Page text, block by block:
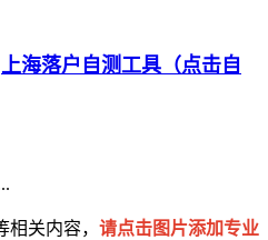
上海落户自测工具（点击自
关内容， 请点击图片添加专业